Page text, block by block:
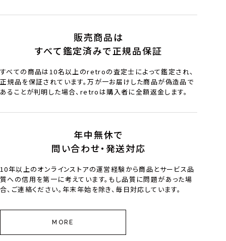
販売商品は
すべて鑑定済みで正規品保証
すべての商品は10名以上のretroの査定士によって鑑定され、
正規品を保証されています。万が一お届けした商品が偽造品で
あることが判明した場合、retroは購入者に全額返金します。
年中無休で
問い合わせ・発送対応
10年以上のオンラインストアの運営経験から商品とサービス品
質への信用を第一に考えています。もし品質に問題があった場
合、ご連絡ください。年末年始を除き、毎日対応しています。
MORE